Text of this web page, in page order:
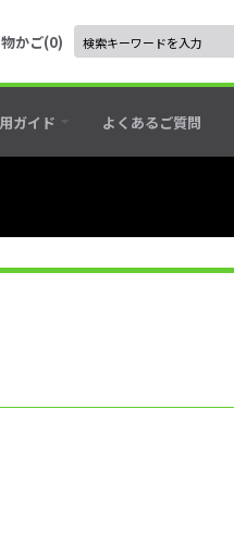
かご 0
ガイド よくあるご質問